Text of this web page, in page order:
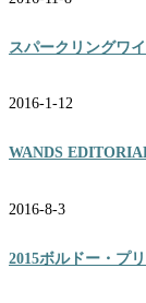
スパークリングワ
2016-1-12
WANDS
2016-8-3
2015ボルドー・プ